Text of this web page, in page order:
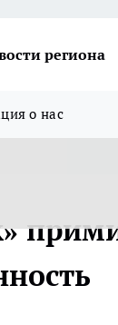
региона
о нас